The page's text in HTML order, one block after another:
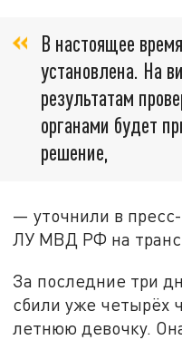
В настоящее
установлена. На
результатам
органами будет
решение,
— уточнили в
ЛУ МВД РФ на
За последние три
сбили уже четырёх
летнюю девочку.